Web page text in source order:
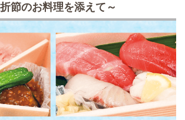
節のお料理を添えて～